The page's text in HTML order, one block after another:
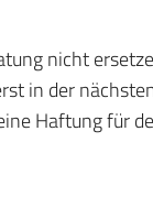
nicht
in der
Haftung für